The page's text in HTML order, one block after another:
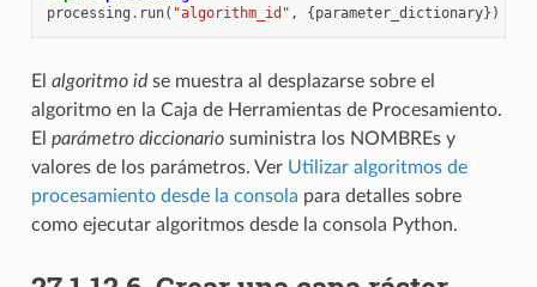
processing . run( "algorithm_id" , {parameter_dictionary})
El algoritmo idse muestra al desplazarse sobre el
algoritmo en la Caja de Herramientas de Procesamiento.
El parámetro diccionariosuministra los NOMBREs y
valores de los parámetros. Ver Utilizar algoritmos de
procesamiento desde la consola para detalles sobre
como ejecutar algoritmos desde la consola Python.